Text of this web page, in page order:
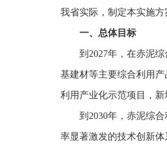
我省实际，制定本实施方
一、总体目标
到2027年，在赤泥
基建材等主要综合利用
利用产业化示范项目，新
到2030年，赤泥综
率显著激发的技术创新